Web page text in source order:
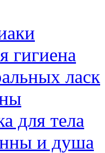
гигиена
ласк
для тела
и душа